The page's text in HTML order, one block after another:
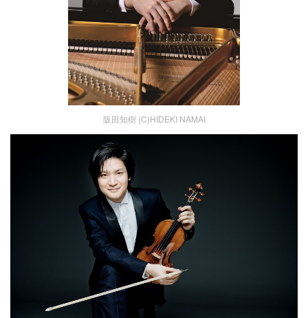
阪田知樹 (C)HIDEKI NAMAI